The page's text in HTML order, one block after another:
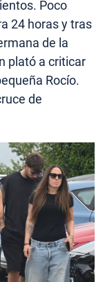
Poco
24 horas y tras
de la
plató a criticar
Rocío.
de